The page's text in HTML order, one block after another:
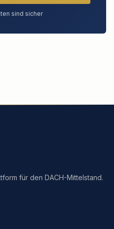
sind sicher
für den DACH-Mittelstand.